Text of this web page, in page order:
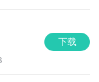
下载